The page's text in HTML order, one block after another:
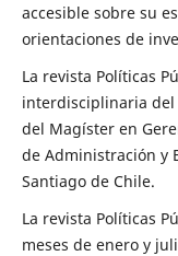
accesible sobre su
orientaciones de
La revista Políticas
interdisciplinaria del
del Magíster en
de Administración y
Santiago de Chile.
La revista Políticas
meses de enero y